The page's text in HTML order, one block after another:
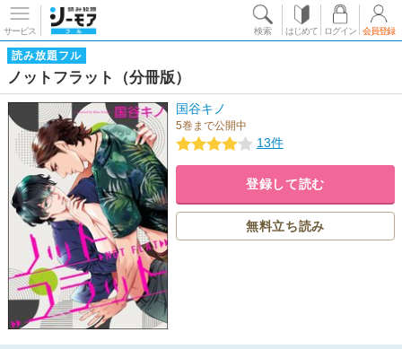
サービス 検索 はじめて ログイン 会員登録
読み放題フル
ノットフラット（分冊版）
国谷キノ
5巻まで公開中
13件
登録して読む
無料立ち読み